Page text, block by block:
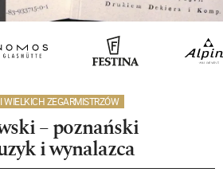
WIELKICH ZEGARMISTRZÓW
– poznański
i wynalazca